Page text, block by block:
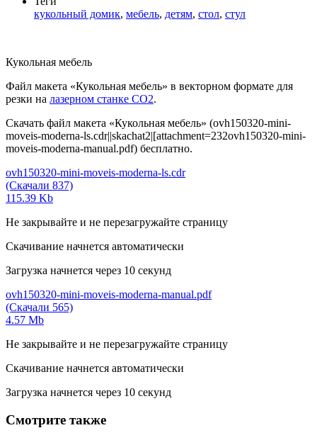
кукольный домик, мебель, детям, стол, стул
Кукольная мебель
Файл макета «Кукольная мебель» в векторном формате для
резки на лазерном станке СО2.
Скачать файл макета «Кукольная мебель» (ovh150320-mini-
moveis-moderna-ls.cdr||skachat2|[attachment=232ovh150320-mini-
moveis-moderna-manual.pdf) бесплатно.
ovh150320-mini-moveis-moderna-ls.cdr
(Скачали 837)
115.39 Kb
Не закрывайте и не перезагружайте страницу
Скачивание начнется автоматически
Загрузка начнется через 10 секунд
ovh150320-mini-moveis-moderna-manual.pdf
(Скачали 565)
4.57 Mb
Не закрывайте и не перезагружайте страницу
Скачивание начнется автоматически
Загрузка начнется через 10 секунд
Смотрите также